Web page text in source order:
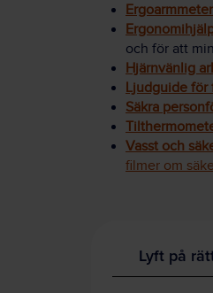
Ergoarmmeter
och för att
Hjärnvänlig
Ljudguide för
Säkra
Vasst och
filmer om
Lyft på